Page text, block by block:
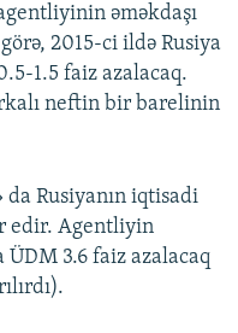
əməkdaşı
2015-ci ildə Rusiya
1.5 faiz azalacaq.
neftin bir barelinin
Rusiyanın iqtisadi
edir. Agentliyin
ÜDM 3.6 faiz azalacaq